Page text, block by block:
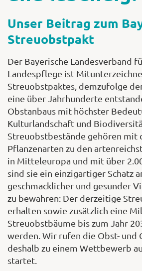
Unser Beitrag zum
Streuobstpakt
Der Bayerische Landesverband
Landespflege ist
Streuobstpaktes, demzufolge
eine über Jahrhunderte
Obstanbaus mit höchster
Kulturlandschaft und
Streuobstbestände gehören mit
Pflanzenarten zu den
in Mitteleuropa und mit über
sind sie ein einzigartiger Schatz
geschmacklicher und gesunder
zu bewahren: Der derzeitige
erhalten sowie zusätzlich eine
Streuobstbäume bis zum Jahr
werden. Wir rufen die Obst- und
deshalb zu einem Wettbewerb
startet.